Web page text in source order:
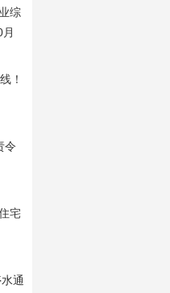
综
！
令
宅
通